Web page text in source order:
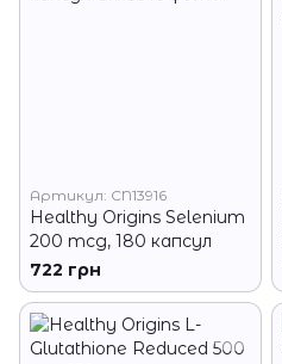
Артикул: CN13916
Healthy Origins Selenium
200 mcg, 180 капсул
722 грн